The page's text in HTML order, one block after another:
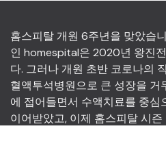
홈스피탈 개원 6주년을 맞았습
인 homespital은 2020년 왕진
다. 그러나 개원 초반 코로나의
혈액투석병원으로 큰 성장을 거
에 접어들면서 수액치료를 중심
이어받았고, 이제 홈스피탈 시